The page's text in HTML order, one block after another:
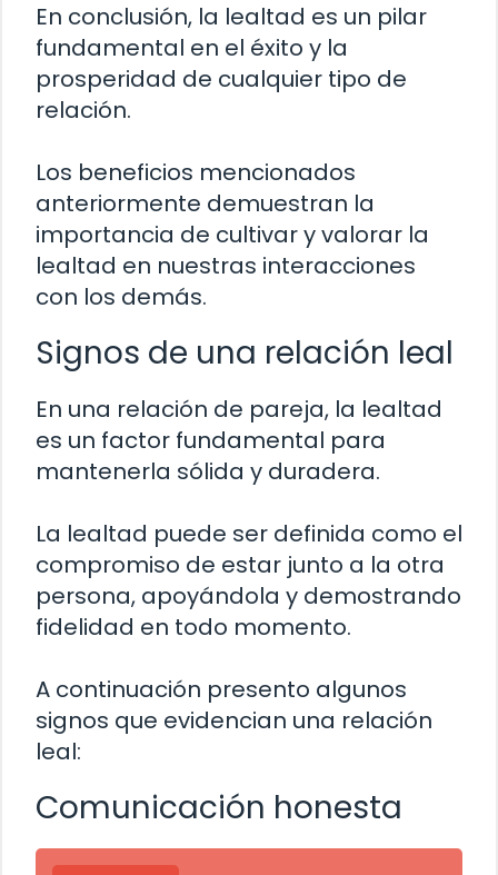
En conclusión, la lealtad es un pilar
fundamental en el éxito y la
prosperidad de cualquier tipo de
relación.
Los beneficios mencionados
anteriormente demuestran la
importancia de cultivar y valorar la
lealtad en nuestras interacciones
con los demás.
Signos de una relación leal
En una relación de pareja, la lealtad
es un factor fundamental para
mantenerla sólida y duradera.
La lealtad puede ser definida como el
compromiso de estar junto a la otra
persona, apoyándola y demostrando
fidelidad en todo momento.
A continuación presento algunos
signos que evidencian una relación
leal:
Comunicación honesta